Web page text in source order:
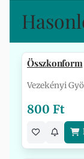
Összkonform
Vezekényi
800 Ft